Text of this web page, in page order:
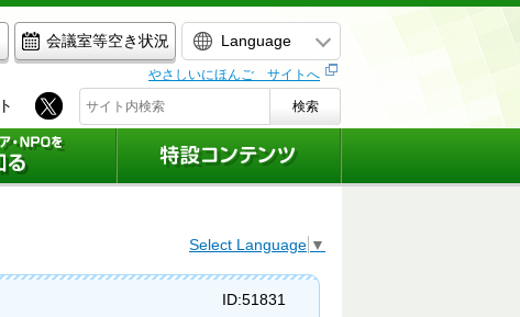
会議室等空き状況 Language
やさしいにほんご サイトへ
検索
Select Language ▼
ID:51831